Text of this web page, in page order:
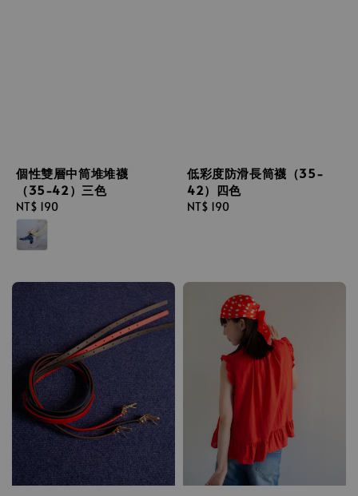
個性雙層中筒堆堆襪
（35-42）三色
Regular
price
NT$ 190
低彩度防滑長筒襪（35-
42）四色
Regular
NT$ 190